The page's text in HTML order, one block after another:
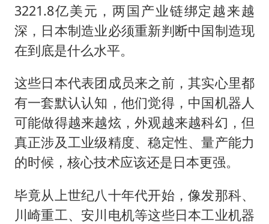
3221.8亿美元，两国产业链绑定越来越
深，日本制造业必须重新判断中国制造现
在到底是什么水平。
这些日本代表团成员来之前，其实心里都
有一套默认认知，他们觉得，中国机器人
可能做得越来越炫，外观越来越科幻，但
真正涉及工业级精度、稳定性、量产能力
的时候，核心技术应该还是日本更强。
毕竟从上世纪八十年代开始，像发那科、
川崎重工、安川电机等这些日本工业机器